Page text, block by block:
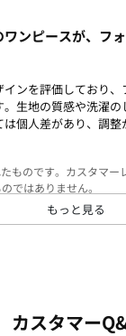
ンピースが、フ
ンを評価しており
生地の質感や洗濯
個人差があり、調
ものです。カスタマ
ではありません。
もっと見る
カスタマー